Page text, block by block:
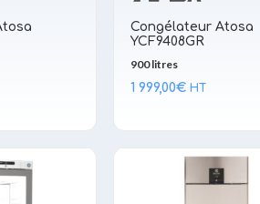
Congélateur Atosa
YCF9408GR
900 litres
1 999,00€ HT